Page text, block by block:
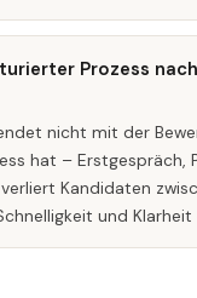
Prozess
nicht mit der
hat – Erstgespräch,
Kandidaten
und